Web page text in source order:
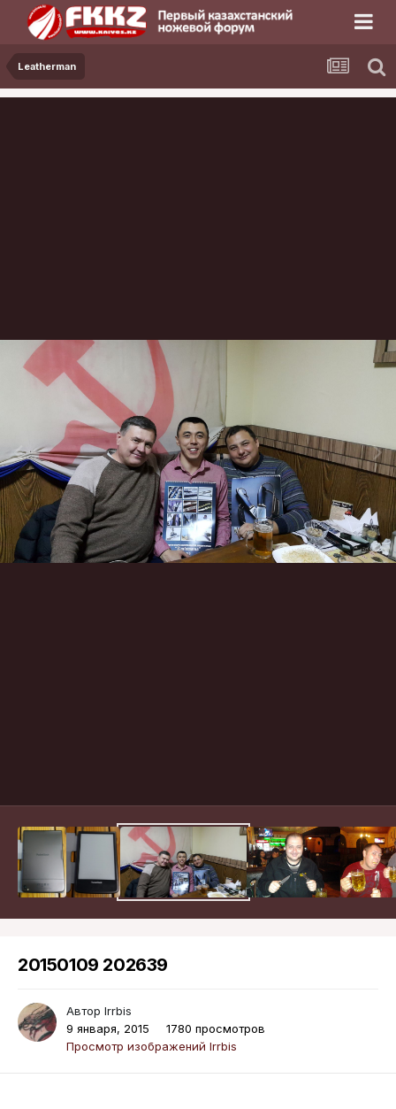
Leatherman
20150109 202639
Автор Irrbis
9 января, 2015
1780 просмотров
Просмотр изображений Irrbis